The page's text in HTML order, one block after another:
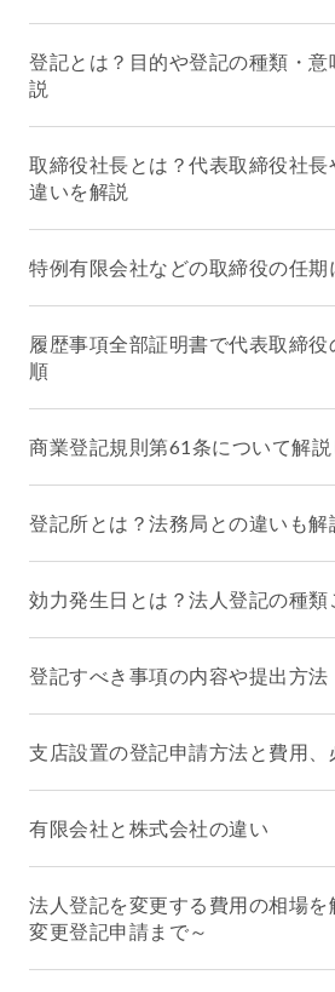
登記とは？目的や登記の種類・
説
取締役社長とは？代表取締役社
違いを解説
特例有限会社などの取締役の任期
履歴事項全部証明書で代表取締
順
商業登記規則第61条について解説
登記所とは？法務局との違いも解
効力発生日とは？法人登記の種類
登記すべき事項の内容や提出方
支店設置の登記申請方法と費用、
有限会社と株式会社の違い
法人登記を変更する費用の相場を
変更登記申請まで～